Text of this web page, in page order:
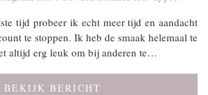
tijd probeer ik echt meer tijd en aandacht
te stoppen. Ik heb de smaak helemaal te
altijd erg leuk om bij anderen te…
BEKIJK BERICHT